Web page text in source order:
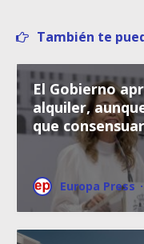
También te
El Gobierno
alquiler,
que
Europa Press ·